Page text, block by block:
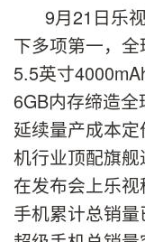
9月21日乐
下多项第一，全
5.5英寸
6GB内存缔造
延续量产成本
机行业顶配旗舰
在发布会上乐
手机累计总销